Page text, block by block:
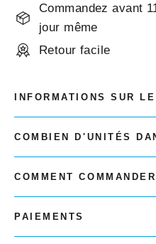
Commandez avant
jour même
Retour facile
INFORMATIONS SUR
COMBIEN D'UNITÉS
COMMENT
PAIEMENTS